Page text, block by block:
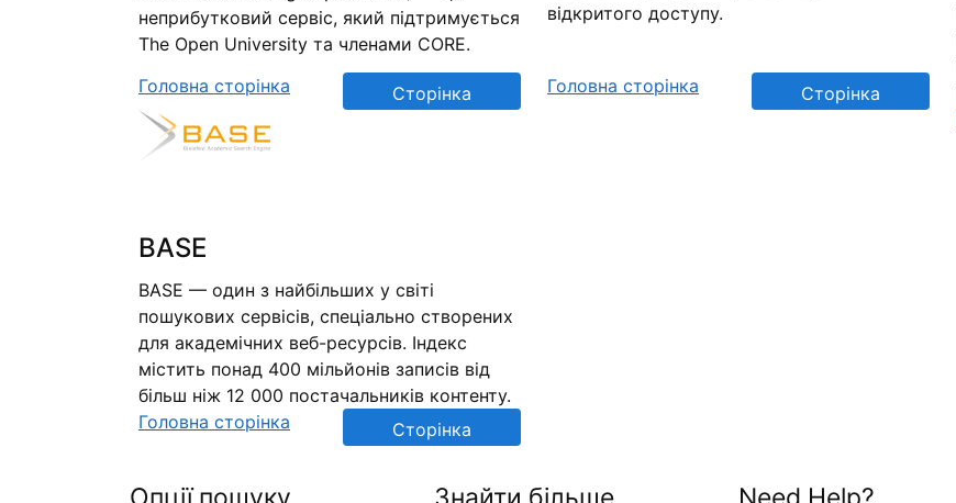
неприбутковий сервіс, який підтримується
The Open University та членами CORE.
Головна сторінка
Сторінка
відкритого доступу.
Головна сторінка
Сторінка
BASE
BASE — один з найбільших у світі
пошукових сервісів, спеціально створених
для академічних веб-ресурсів. Індекс
містить понад 400 мільйонів записів від
більш ніж 12 000 постачальників контенту.
Головна сторінка
Сторінка